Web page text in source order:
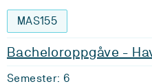
MAS155
Bacheloroppgåve -
Semester: 6